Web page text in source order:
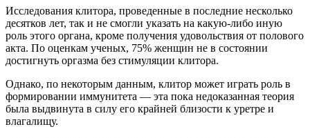
Исследования клитора, проведенные в последние несколько
десятков лет, так и не смогли указать на какую-либо иную
роль этого органа, кроме получения удовольствия от полового
акта. По оценкам ученых, 75% женщин не в состоянии
достигнуть оргазма без стимуляции клитора.
Однако, по некоторым данным, клитор может играть роль в
формировании иммунитета — эта пока недоказанная теория
была выдвинута в силу его крайней близости к уретре и
влагалищу.